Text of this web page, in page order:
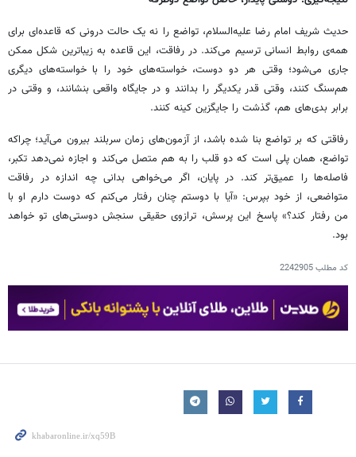
حدیث شریف امام رضا علیه‌السلام، تواضع را نه یک حالت درونی که قاعده‌ای برای
همه‌ی روابط انسانی ترسیم می‌کند. در رفاقت، این قاعده به زیباترین شکل ممکن
جاری می‌شود؛ وقتی هر دو دوست، خواسته‌های خود را با خواسته‌های دیگری
هم‌سنگ کنند، وقتی قدر یکدیگر را بدانند و در جایگاه واقعی بنشانند، و وقتی در
برابر بدی‌های هم، گذشت را جایگزین کینه کنند.
رفاقتی که بر تواضع بنا شده باشد، از آزمون‌های زمان سربلند بیرون می‌آید؛ چراکه
تواضع، همان پلی است که دو قلب را به هم متصل می‌کند و اجازه نمی‌دهد تکبر،
فاصله‌ها را عمیق‌تر کند. در پایان، اگر می‌خواهی بدانی چه اندازه در رفاقت
متواضعی، از خود بپرس: «آیا با دوستم چنان رفتار می‌کنم که دوست دارم او با
من رفتار کند؟» پاسخ این پرسش، ترازوی حقیقی سنجش دوستی‌های تو خواهد
بود.
کد مطلب2242905